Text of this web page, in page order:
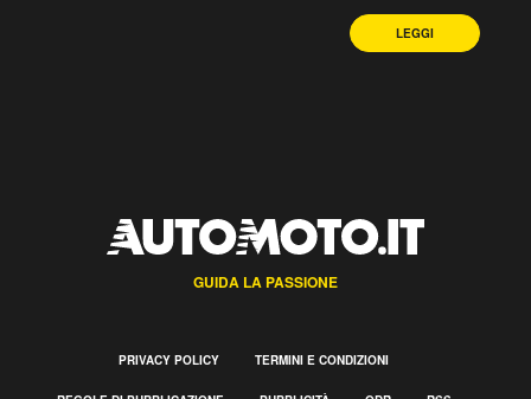
LEGGI
GUIDA LA PASSIONE
PRIVACY POLICY TERMINI E CONDIZIONI